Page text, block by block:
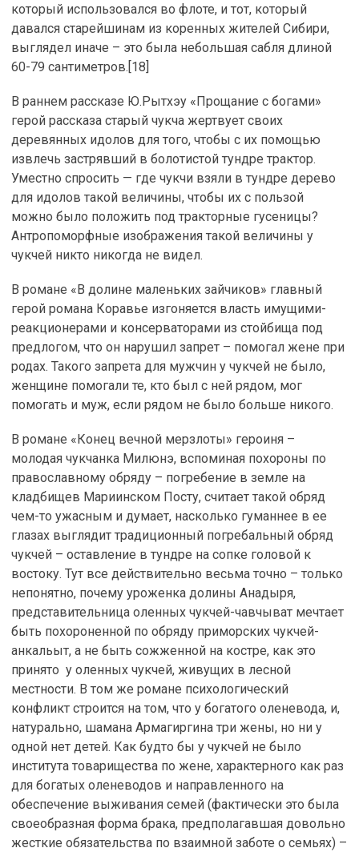
который использовался во флоте, и тот, который
давался старейшинам из коренных жителей Сибири,
выглядел иначе – это была небольшая сабля длиной
60-79 сантиметров.[18]
В раннем рассказе Ю.Рытхэу «Прощание с богами»
герой рассказа старый чукча жертвует своих
деревянных идолов для того, чтобы с их помощью
извлечь застрявший в болотистой тундре трактор.
Уместно спросить — где чукчи взяли в тундре дерево
для идолов такой величины, чтобы их с пользой
можно было положить под тракторные гусеницы?
Антропоморфные изображения такой величины у
чукчей никто никогда не видел.
В романе «В долине маленьких зайчиков» главный
герой романа Коравье изгоняется власть имущими-
реакционерами и консерваторами из стойбища под
предлогом, что он нарушил запрет – помогал жене при
родах. Такого запрета для мужчин у чукчей не было,
женщине помогали те, кто был с ней рядом, мог
помогать и муж, если рядом не было больше никого.
В романе «Конец вечной мерзлоты» героиня –
молодая чукчанка Милюнэ, вспоминая похороны по
православному обряду – погребение в земле на
кладбищев Мариинском Посту, считает такой обряд
чем-то ужасным и думает, насколько гуманнее в ее
глазах выглядит традиционный погребальный обряд
чукчей – оставление в тундре на сопке головой к
востоку. Тут все действительно весьма точно – только
непонятно, почему уроженка долины Анадыря,
представительница оленных чукчей-чавчыват мечтает
быть похороненной по обряду приморских чукчей-
анкальыт, а не быть сожженной на костре, как это
принято у оленных чукчей, живущих в лесной
местности. В том же романе психологический
конфликт строится на том, что у богатого оленевода, и,
натурально, шамана Армагиргина три жены, но ни у
одной нет детей. Как будто бы у чукчей не было
института товарищества по жене, характерного как раз
для богатых оленеводов и направленного на
обеспечение выживания семей (фактически это была
своеобразная форма брака, предполагавшая довольно
жесткие обязательства по взаимной заботе о семьях) –